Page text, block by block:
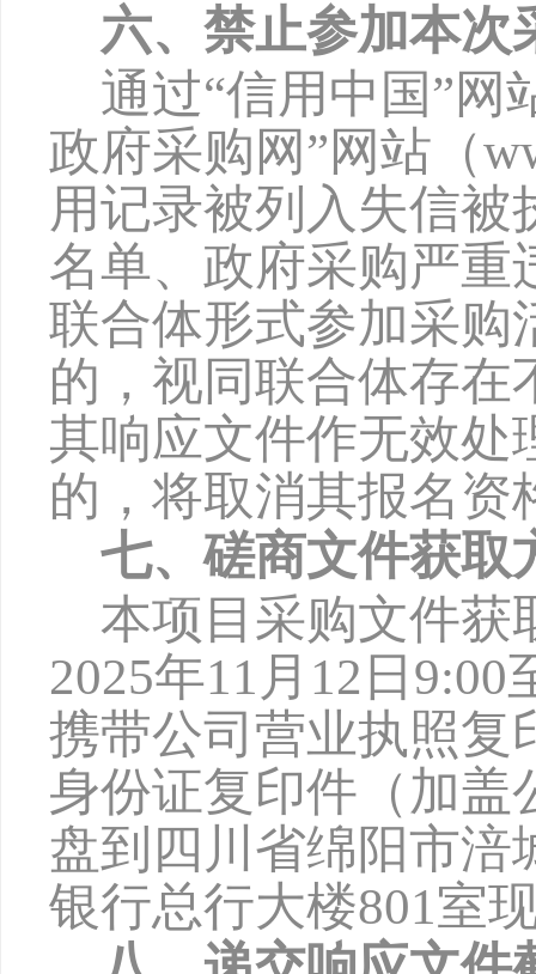
六、禁止参加本次
通过“信用中国”网
政府采购网”网站（
用记录被列入失信
名单、政府采购严重
联合体形式参加采购
的，视同联合体存
其响应文件作无效处
的，将取消其报名资
七、磋商文件获取
本项目采购文件获
2025年11 月 12 日 9:00
携带公司营业执照复
身份证复印件（加盖
盘到四川省绵阳市涪
银行总行大楼801室